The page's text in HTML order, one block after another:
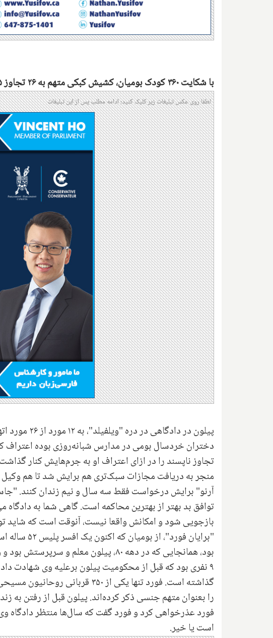
با شکایت ۳۶۰ کودک بومیان، کشیش کبکی متهم به ۲۶ تجاوز ۳.۵ سال زندان می‌شود
لطفا روی عکس تبلیغات زیر کلیک کنید؛ ادامه مطلب پس از این تبلیغات
پیلون در
دختران خردسال بومی در مدارس شبانه‌روزی بوده اعتراف
تجاوز ناپسند را در ازای اعتراف او به جرم‌هایش کنار
منجر به دریافت مجازات سبک‌تری هم برایش شد تا هم وکیل
آرنو" برایش درخواست فقط سه سال و نیم زندان کنند.
توافق بد بهتر از بهترین محاکمه است. گاهی شما به
بازجویی شود و امکانش واقعا نیست، آنوقت است که شاید
"برایان
بود، همانجایی که در دهه ۸۰، پیلون
۹ نفری بود که قبل از محکومیت پیلون برعلیه وی شهادت
را بعنوان متهم جنسی ذکر کرده‌اند. پیلون قبل از رفتن به
فورد عذرخواهی کرد و فورد گفت که سال‌ها منتظر دادگاه وی
است یا خیر.